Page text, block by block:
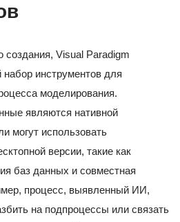
создания, Visual Paradigm
инструментов для
моделирования.
являются нативной
могут использовать
версии, такие как
баз данных и совместная
процесс, выявленный ИИ,
на подпроцессы или связать